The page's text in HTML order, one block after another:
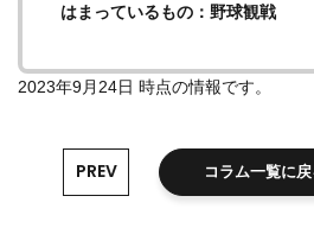
はまっているもの：野球観戦
2023年9月24日 時点の情報です。
PREV コラム一覧に戻